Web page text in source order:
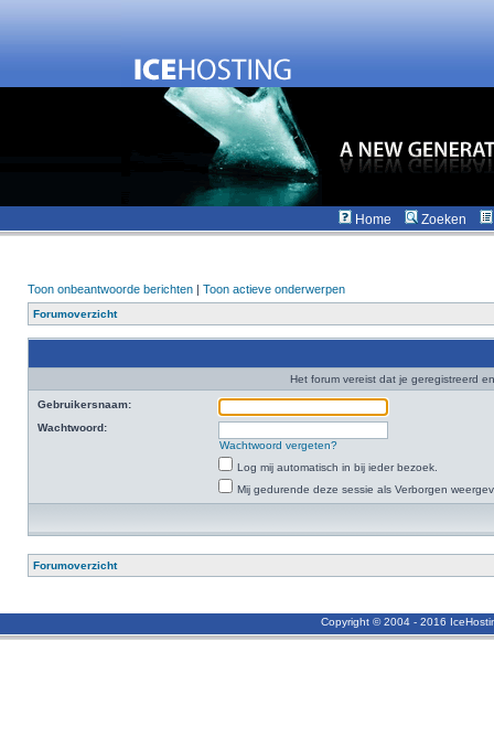
Home Zoeken
Toon onbeantwoorde berichten | Toon actieve onderwerpen
Forumoverzicht
Het forum vereist dat je geregistreerd
Gebruikersnaam:
Wachtwoord:
Wachtwoord vergeten?
Log mij automatisch in bij ieder bezoek.
Mij gedurende deze sessie als Verborgen
Forumoverzicht
Copyright © 2004 - 2016